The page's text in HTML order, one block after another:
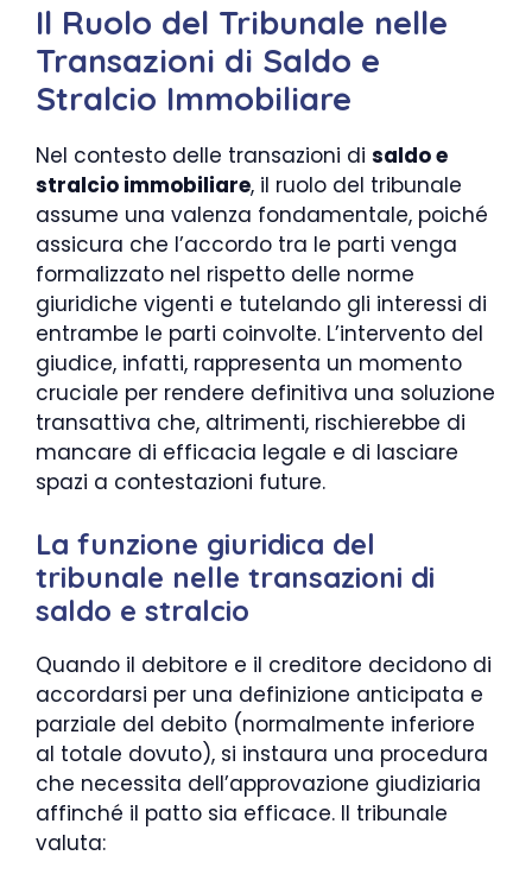
Il Ruolo del Tribunale nelle
Transazioni di Saldo e
Stralcio Immobiliare
Nel contesto delle transazioni di saldo e
stralcio immobiliare, il ruolo del tribunale
assume una valenza fondamentale, poiché
assicura che l’accordo tra le parti venga
formalizzato nel rispetto delle norme
giuridiche vigenti e tutelando gli interessi di
entrambe le parti coinvolte. L’intervento del
giudice, infatti, rappresenta un momento
cruciale per rendere definitiva una soluzione
transattiva che, altrimenti, rischierebbe di
mancare di efficacia legale e di lasciare
spazi a contestazioni future.
La funzione giuridica del
tribunale nelle transazioni di
saldo e stralcio
Quando il debitore e il creditore decidono di
accordarsi per una definizione anticipata e
parziale del debito (normalmente inferiore
al totale dovuto), si instaura una procedura
che necessita dell’approvazione giudiziaria
affinché il patto sia efficace. Il tribunale
valuta: